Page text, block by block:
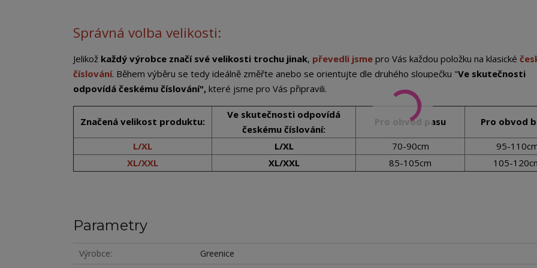
Správná volba velikosti:
Jelikož každý výrobce značí své velikosti trochu jinak, převedli jsme pro Vás každou položku na klasické
číslování. Během výběru se tedy ideálně změřte anebo se orientujte dle druhého sloupečku "Ve skutečnosti
odpovídá českému číslování", které jsme pro Vás připravili.
Značená velikost produktu:
Ve skutečnosti odpovídá
českému číslování:
Pro obvod pasu Pro obvod
L/XL L/XL 70-90cm
95-
XL/XXL
XL/XXL 85-105cm 105-
Parametry
Výrobce Greenice